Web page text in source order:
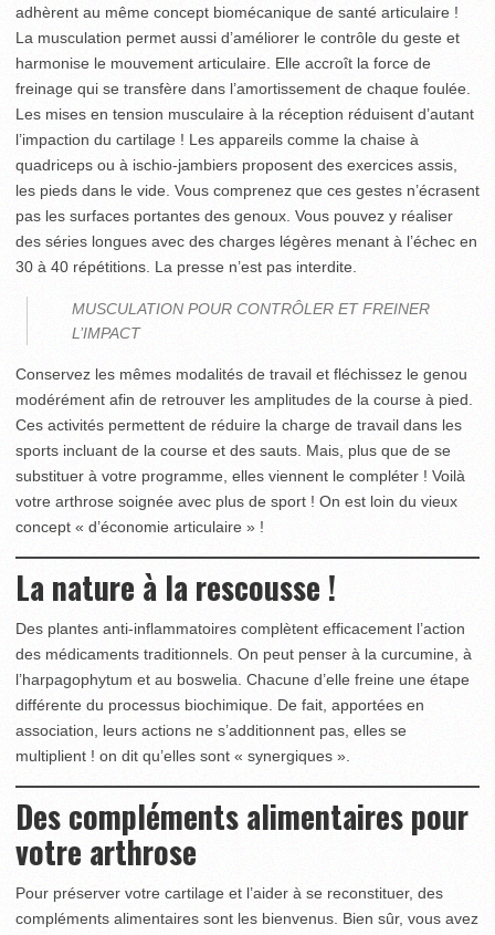
adhèrent au même concept biomécanique de santé articulaire !
La musculation permet aussi d’améliorer le contrôle du geste et
harmonise le mouvement articulaire. Elle accroît la force de
freinage qui se transfère dans l’amortissement de chaque foulée.
Les mises en tension musculaire à la réception réduisent d’autant
l’impaction du cartilage ! Les appareils comme la chaise à
quadriceps ou à ischio-jambiers proposent des exercices assis,
les pieds dans le vide. Vous comprenez que ces gestes n’écrasent
pas les surfaces portantes des genoux. Vous pouvez y réaliser
des séries longues avec des charges légères menant à l’échec en
30 à 40 répétitions. La presse n’est pas interdite.
MUSCULATION POUR CONTRÔLER ET FREINER
L’IMPACT
Conservez les mêmes modalités de travail et fléchissez le genou
modérément afin de retrouver les amplitudes de la course à pied.
Ces activités permettent de réduire la charge de travail dans les
sports incluant de la course et des sauts. Mais, plus que de se
substituer à votre programme, elles viennent le compléter ! Voilà
votre arthrose soignée avec plus de sport ! On est loin du vieux
concept « d’économie articulaire » !
La nature à la rescousse !
Des plantes anti-inflammatoires complètent efficacement l’action
des médicaments traditionnels. On peut penser à la curcumine, à
l’harpagophytum et au boswelia. Chacune d’elle freine une étape
différente du processus biochimique. De fait, apportées en
association, leurs actions ne s’additionnent pas, elles se
multiplient ! on dit qu’elles sont « synergiques ».
Des compléments alimentaires pour
votre arthrose
Pour préserver votre cartilage et l’aider à se reconstituer, des
compléments alimentaires sont les bienvenus. Bien sûr, vous avez